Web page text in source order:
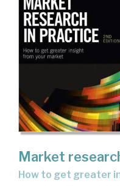
Market
how to get greater